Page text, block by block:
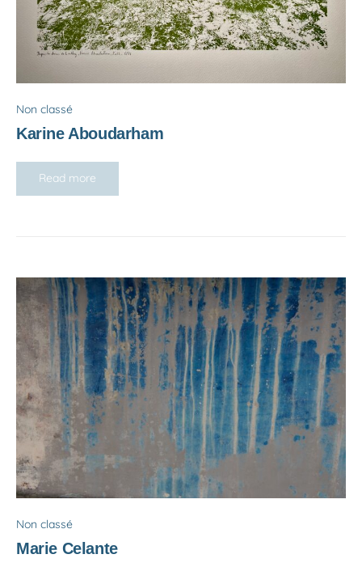
Non classé
Karine Aboudarham
Read more
Non classé
Marie Celante